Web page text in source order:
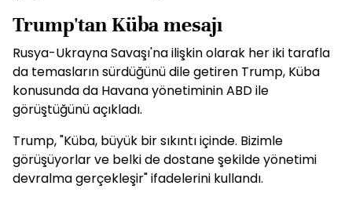
Trump'tan Küba mesajı
Rusya-Ukrayna Savaşı'na ilişkin olarak her iki tarafla
da temasların sürdüğünü dile getiren Trump, Küba
konusunda da Havana yönetiminin ABD ile
görüştüğünü açıkladı.
Trump, "Küba, büyük bir sıkıntı içinde. Bizimle
görüşüyorlar ve belki de dostane şekilde yönetimi
devralma gerçekleşir" ifadelerini kullandı.